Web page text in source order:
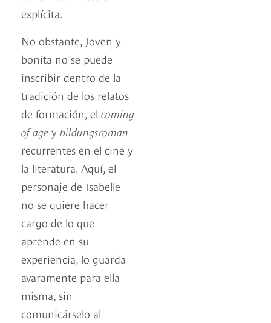
explícita.
No obstante, Joven y
bonita no se puede
inscribir dentro de la
tradición de los relatos
de formación, el coming
of age y bildungsroman
recurrentes en el cine y
la literatura. Aquí, el
personaje de Isabelle
no se quiere hacer
cargo de lo que
aprende en su
experiencia, lo guarda
avaramente para ella
misma, sin
comunicárselo al